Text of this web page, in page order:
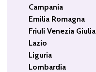
Campania
Emilia Romagna
Friuli Venezia Giulia
Lazio
Liguria
Lombardia